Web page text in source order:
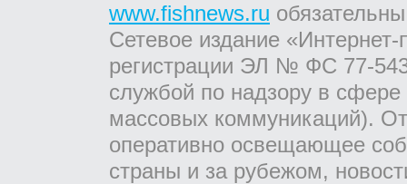
www.fishnews.ru
Сетевое издание
регистрации ЭЛ № ФС 77-
службой по надзору в
массовых коммуникаций).
оперативно освещающее
страны и за рубежом,